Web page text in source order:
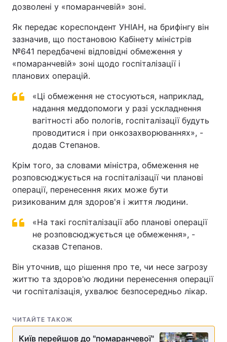
дозволені у «помаранчевій» зоні.
Як передає кореспондент УНІАН, на брифінгу він
зазначив, що постановою Кабінету міністрів
№641 передбачені відповідні обмеження у
«помаранчевій» зоні щодо госпіталізації і
планових операцій.
«Ці обмеження не стосуються, наприклад,
надання меддопомоги у разі ускладнення
вагітності або пологів, госпіталізації будуть
проводитися і при онкозахворюваннях», -
додав Степанов.
Крім того, за словами міністра, обмеження не
розповсюджується на госпіталізації чи планові
операції, перенесення яких може бути
ризикованим для здоров'я і життя людини.
«На такі госпіталізації або планові операції
не розповсюджується це обмеження», -
сказав Степанов.
Він уточнив, що рішення про те, чи несе загрозу
життю та здоров'ю людини перенесення операції
чи госпіталізація, ухвалює безпосередньо лікар.
ЧИТАЙТЕ ТАКОЖ
Київ перейшов до "помаранчевої"